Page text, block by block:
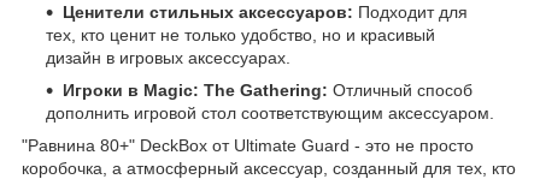
Ценители стильных аксессуаров: Подходит для
тех, кто ценит не только удобство, но и красивый
дизайн в игровых аксессуарах.
Игроки в Magic: The Gathering: Отличный способ
дополнить игровой стол соответствующим аксессуаром.
"Равнина 80+" DeckBox от Ultimate Guard - это не просто
коробочка, а атмосферный аксессуар, созданный для тех, кто